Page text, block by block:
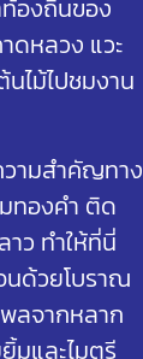
องถิ่นของ
ดหลวง แวะ
ไม้ไปชมงาน
วามสำคัญทาง
ทองคำ ติด
าว ทำให้ที่นี่
นด้วยโบราณ
ลจากหลาก
และไมตรี